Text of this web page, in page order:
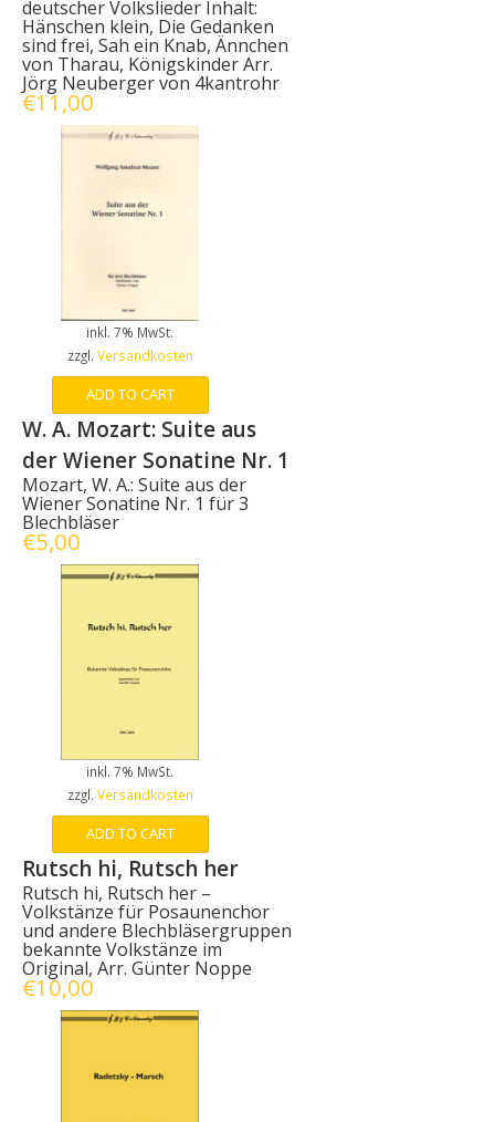
deutscher Volkslieder Inhalt:
Hänschen klein, Die Gedanken
sind frei, Sah ein Knab, Ännchen
von Tharau, Königskinder Arr.
Jörg Neuberger von 4kantrohr
€11,00
inkl. 7% MwSt.
zzgl. Versandkosten
ADD TO CART
W. A. Mozart: Suite aus
der Wiener Sonatine Nr. 1
Mozart, W. A.: Suite aus der
Wiener Sonatine Nr. 1 für 3
Blechbläser
€5,00
inkl. 7% MwSt.
zzgl. Versandkosten
ADD TO CART
Rutsch hi, Rutsch her
Rutsch hi, Rutsch her –
Volkstänze für Posaunenchor
und andere Blechbläsergruppen
bekannte Volkstänze im
Original, Arr. Günter Noppe
€10,00